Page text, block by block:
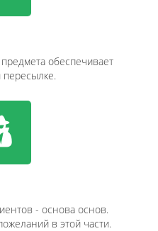
обеспечивает
пересылке.
- основа основ.
в этой части.